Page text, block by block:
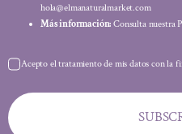
hola@elmanaturalmarket.com
Más información: Consulta nuestra
Acepto el tratamiento de mis datos con la